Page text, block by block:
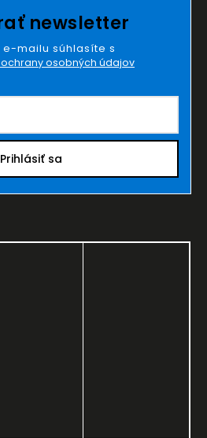
newsletter
e-mailu súhlasíte s
osobných údajov
Prihlásiť sa